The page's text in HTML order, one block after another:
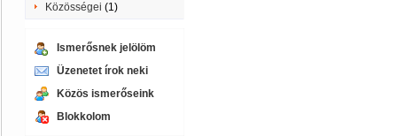
Közösségei (1)
Ismerősnek jelölöm
Üzenetet írok neki
Közös ismerőseink
Blokkolom